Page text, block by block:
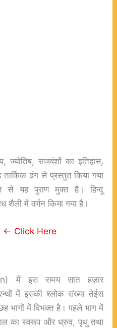
राजवंशों का इतिहास,
ढंग से प्रस्तुत किया गया
से यह पुराण मुक्त है। हिन्दू
शैली में वर्णन किया गया है।
<- Click Here
) में इस समय सात हज़ार
में इसकी श्लोक संख्या तेईस
भागों में विभक्त है। पहले भाग में
का स्वरूप और ध्रुव, पृथु तथा